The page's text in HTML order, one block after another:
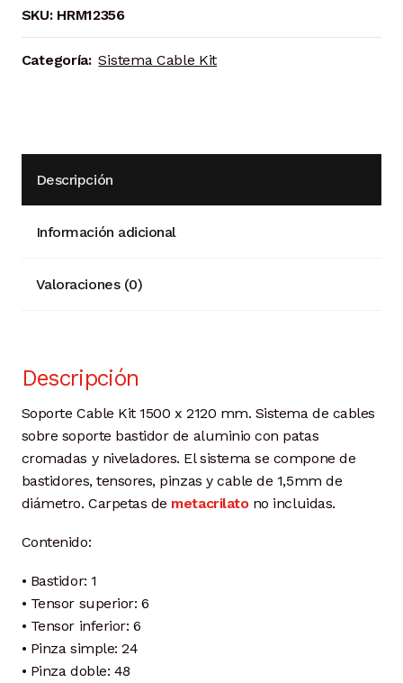
cantidad
SKU: HRM12356
Categoría: Sistema Cable Kit
Descripción
Información adicional
Valoraciones (0)
Descripción
Soporte Cable Kit 1500 x 2120 mm. Sistema de cables
sobre soporte bastidor de aluminio con patas
cromadas y niveladores. El sistema se compone de
bastidores, tensores, pinzas y cable de 1,5mm de
diámetro. Carpetas de metacrilatono incluidas.
Contenido:
• Bastidor: 1
• Tensor superior: 6
• Tensor inferior: 6
• Pinza simple: 24
• Pinza doble: 48